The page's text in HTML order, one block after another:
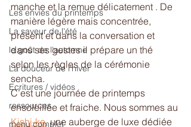
Les envies du printemps
La saveur de l'été
le goût de l'automne
La douceur de l'hiver
Ecritures / vidéos
ressources
menu complet
manche et la remue délicatement . De
manière légère mais concentrée,
présent et dans la conversation et
dans ses gestes il prépare un thé
selon les règles de la cérémonie
sencha.
C’est une journée de printemps
ensoleillée et fraiche. Nous sommes au
Kishi-ke, une auberge de luxe dédiée